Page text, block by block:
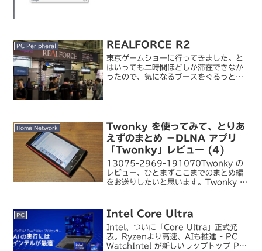
PC Peripheral REALFORCE R2
東京ゲームショーに行ってきました。と
はいっても二時間ほどしか滞在できなか
ったので、気になるブースをぐるっと回
Home Network
Twonky を使ってみて、とりあ
えずのまとめ －DLNA アプリ
「Twonky」レビュー (4)
13075-2969-191070Twonky の
レビュー、ひとまずここまでのまとめ編
をお送りしたいと思います。Twonky の
ーザーが理解して、組み合わせや使い方
でも...
PC Intel Core Ultra
Intel、ついに「Core Ultra」正式発
表。Ryzenより高速、AIも推進 - PC
WatchIntel が新しいラップトップ PC